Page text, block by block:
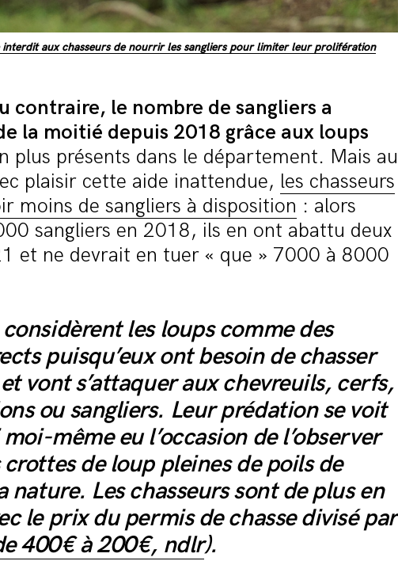
interdit aux chasseurs de nourrir les sangliers pour limiter leur prolifération
contraire, le nombre de sangliers a
la moitié depuis 2018 grâce aux loups
plus présents dans le département. Mais au
plaisir cette aide inattendue, les chasseurs
moins de sangliers à disposition : alors
sangliers en 2018, ils en ont abattu deux
et ne devrait en tuer « que » 7000 à 8000
considèrent les loups comme des
puisqu’eux ont besoin de chasser
vont s’attaquer aux chevreuils, cerfs,
ou sangliers. Leur prédation se voit
même eu l’occasion de l’observer
de loup pleines de poils de
nature. Les chasseurs sont de plus en
le prix du permis de chasse divisé par
400€ à 200€, ndlr).